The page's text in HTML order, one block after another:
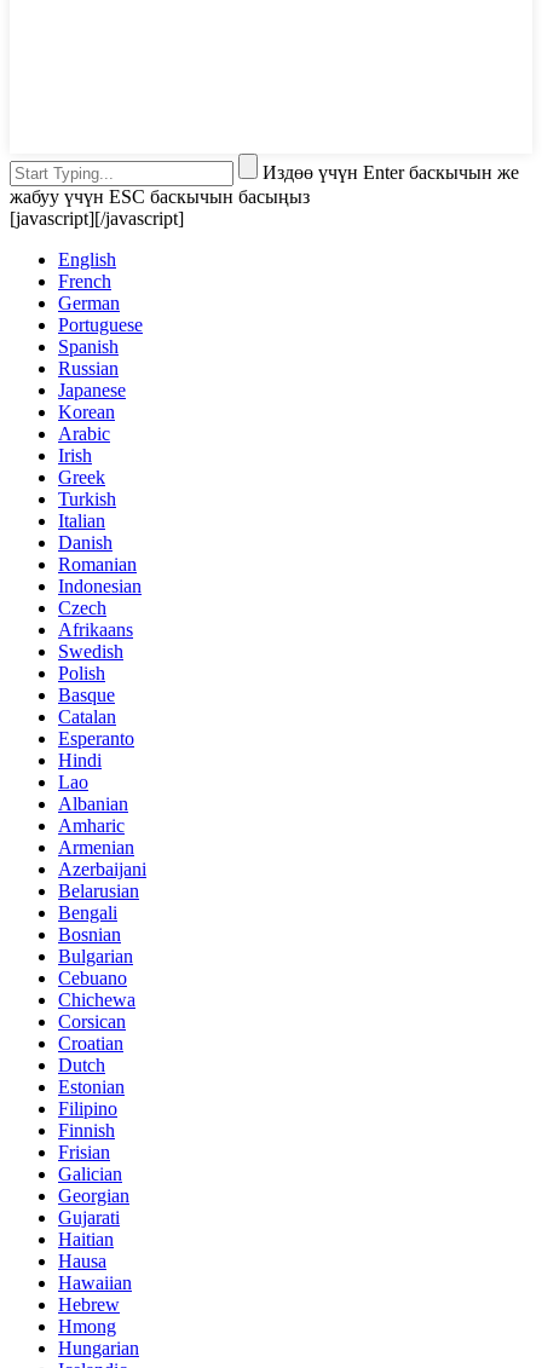
Издөө үчүн Enter баскычын же
жабуу үчүн ESC баскычын басыңыз
[javascript][/javascript]
English
French
German
Portuguese
Spanish
Russian
Japanese
Korean
Arabic
Irish
Greek
Turkish
Italian
Danish
Romanian
Indonesian
Czech
Afrikaans
Swedish
Polish
Basque
Catalan
Esperanto
Hindi
Lao
Albanian
Amharic
Armenian
Azerbaijani
Belarusian
Bengali
Bosnian
Bulgarian
Cebuano
Chichewa
Corsican
Croatian
Dutch
Estonian
Filipino
Finnish
Frisian
Galician
Georgian
Gujarati
Haitian
Hausa
Hawaiian
Hebrew
Hmong
Hungarian